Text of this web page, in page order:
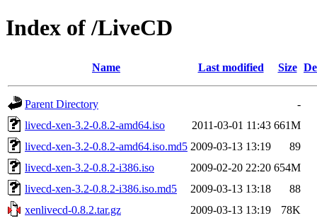
Index of /LiveCD
Name Last modified Size
Parent Directory
-
livecd-xen-3.2-0.8.2-amd64.iso
2011-03-01 11:43 661M
livecd-xen-3.2-0.8.2-amd64.iso.md5 2009-03-13 13:19
89
livecd-xen-3.2-0.8.2-i386.iso
2009-02-20 22:20 654M
livecd-xen-3.2-0.8.2-i386.iso.md5
2009-03-13 13:18
88
xenlivecd-0.8.2.tar.gz
2009-03-13 13:19
78K